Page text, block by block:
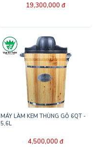
19,300,000 đ
MÁY LÀM KEM THÙNG GỖ 6QT -
5,6L
4,500,000 đ